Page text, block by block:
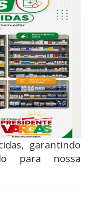
garantindo
para nossa